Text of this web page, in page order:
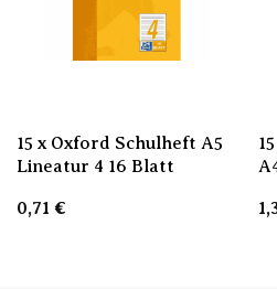
15 x Oxford Schulheft A5
Lineatur 4 16 Blatt
0,71 €